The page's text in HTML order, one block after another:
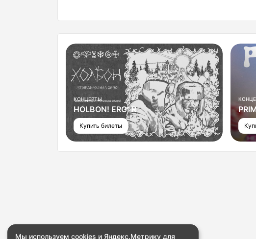
Мы используем cookies и Яндекс.Метрику для
КОНЦЕРТЫ
HOLBON! ERGI:R
Купить билеты